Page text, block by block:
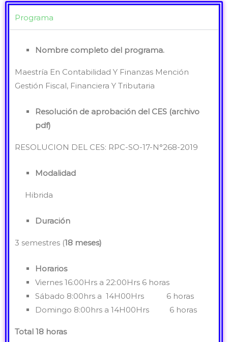
Programa
Nombre completo del programa.
Maestría En Contabilidad Y Finanzas Mención
Gestión Fiscal, Financiera Y Tributaria
Resolución de aprobación del CES (archivo
pdf)
RESOLUCION DEL CES: RPC-SO-17-N°268-2019
Modalidad
Hibrida
Duración
3 semestres (18 meses)
Horarios
Viernes 16:00Hrs a 22:00Hrs 6 horas
Sábado 8:00hrs a 14H00Hrs 6 horas
Domingo 8:00hrs a 14H00Hrs 6 horas
Total 18 horas